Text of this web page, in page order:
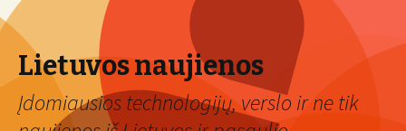
Lietuvos naujienos
Įdomiausios technologijų, verslo ir ne tik